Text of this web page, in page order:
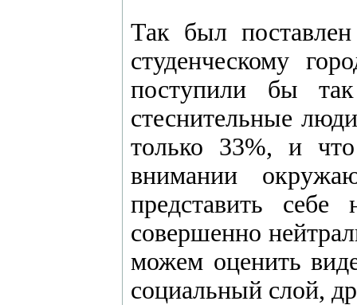
Так был поставлен
студенческому
поступили бы
стеснительные
только 33%, и
внимании
представить
совершенно
можем оценить
социальный слой,